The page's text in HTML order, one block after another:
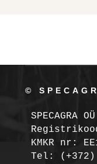
©
SPECAGRA OÜ
KMKR nr:
Tel: (+372)